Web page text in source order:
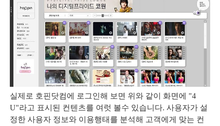
실제로 호핀닷컴에 로그인해 보면 위와 같이 화면에 "4
U"라고 표시된 컨텐츠를 여럿 볼수 있습니다. 사용자가 설
정한 사용자 정보와 이용행태를 분석해 고객에게 맞는 컨